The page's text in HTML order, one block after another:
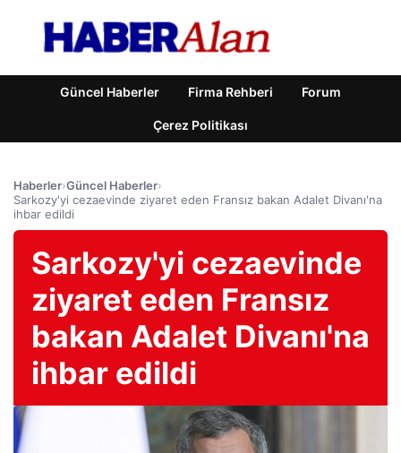
Güncel Haberler Firma Rehberi Forum
Çerez Politikası
Haberler›Güncel Haberler›
Sarkozy'yi cezaevinde ziyaret eden Fransız bakan Adalet Divanı'na
ihbar edildi
Sarkozy'yi cezaevinde
ziyaret eden Fransız
bakan Adalet Divanı'na
ihbar edildi